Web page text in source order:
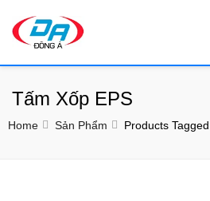
Tấm Xốp EPS
Home Sản Phẩm Products